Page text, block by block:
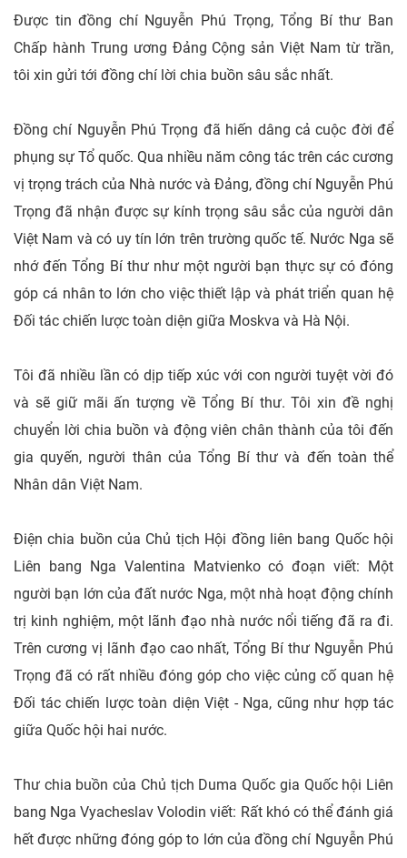
Được tin đồng chí Nguyễn Phú Trọng, Tổng Bí thư Ban
Chấp hành Trung ương Đảng Cộng sản Việt Nam từ trần,
tôi xin gửi tới đồng chí lời chia buồn sâu sắc nhất.
Đồng chí Nguyễn Phú Trọng đã hiến dâng cả cuộc đời để
phụng sự Tổ quốc. Qua nhiều năm công tác trên các cương
vị trọng trách của Nhà nước và Đảng, đồng chí Nguyễn Phú
Trọng đã nhận được sự kính trọng sâu sắc của người dân
Việt Nam và có uy tín lớn trên trường quốc tế. Nước Nga sẽ
nhớ đến Tổng Bí thư như một người bạn thực sự có đóng
góp cá nhân to lớn cho việc thiết lập và phát triển quan hệ
Đối tác chiến lược toàn diện giữa Moskva và Hà Nội.
Tôi đã nhiều lần có dịp tiếp xúc với con người tuyệt vời đó
và sẽ giữ mãi ấn tượng về Tổng Bí thư. Tôi xin đề nghị
chuyển lời chia buồn và động viên chân thành của tôi đến
gia quyến, người thân của Tổng Bí thư và đến toàn thể
Nhân dân Việt Nam.
Điện chia buồn của Chủ tịch Hội đồng liên bang Quốc hội
Liên bang Nga Valentina Matvienko có đoạn viết: Một
người bạn lớn của đất nước Nga, một nhà hoạt động chính
trị kinh nghiệm, một lãnh đạo nhà nước nổi tiếng đã ra đi.
Trên cương vị lãnh đạo cao nhất, Tổng Bí thư Nguyễn Phú
Trọng đã có rất nhiều đóng góp cho việc củng cố quan hệ
Đối tác chiến lược toàn diện Việt - Nga, cũng như hợp tác
giữa Quốc hội hai nước.
Thư chia buồn của Chủ tịch Duma Quốc gia Quốc hội Liên
bang Nga Vyacheslav Volodin viết: Rất khó có thể đánh giá
hết được những đóng góp to lớn của đồng chí Nguyễn Phú